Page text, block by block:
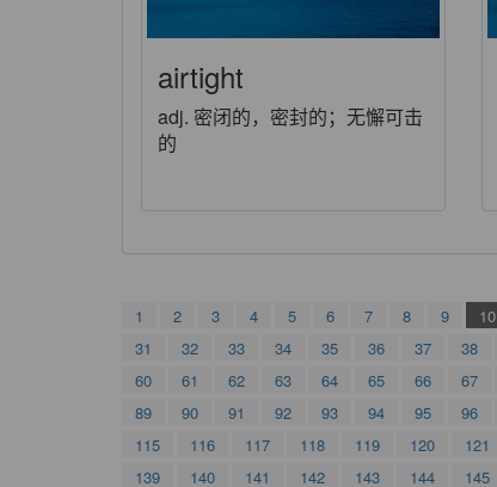
airtight
adj. 密闭的，密封的；无懈可击
的
1 2 3 4 5 6 7 8 9 10
31
32 33 34 35 36 37 38
60
61 62 63 64 65 66 67
89
90 91 92 93 94 95 96
115
116 117 118 119 120 121
139
140 141 142 143 144 145